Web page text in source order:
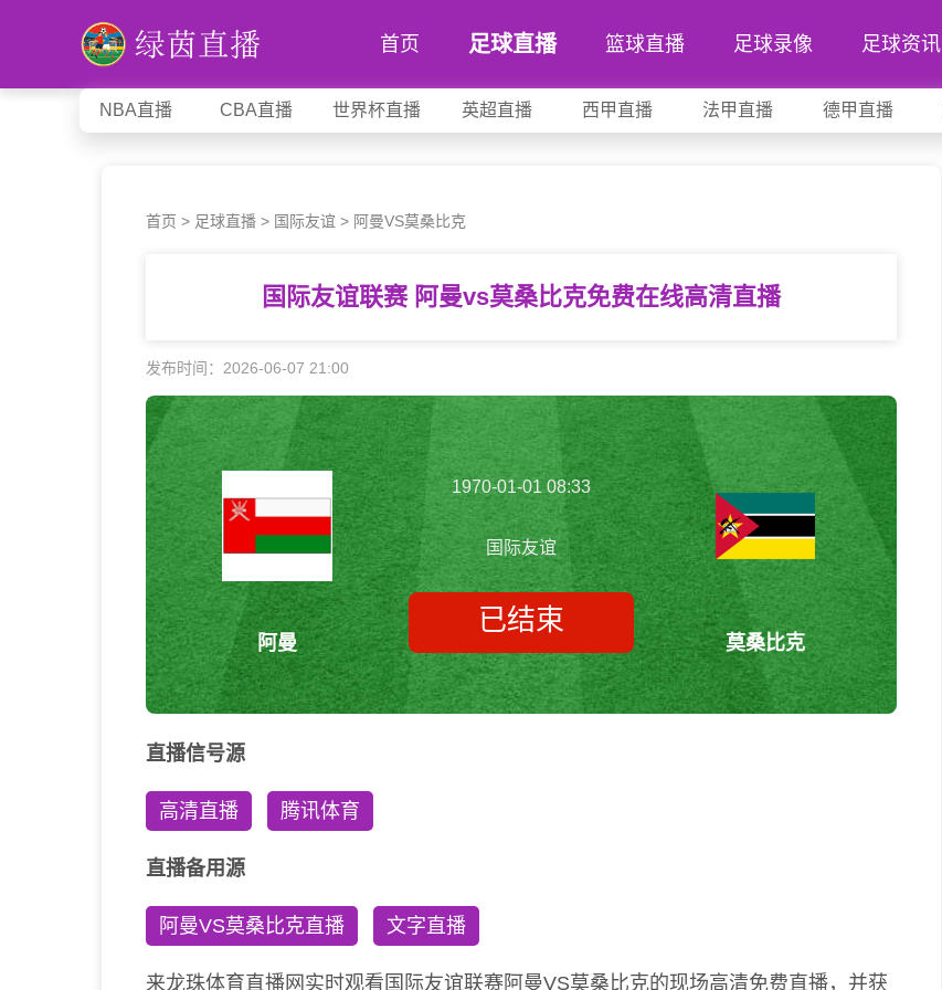
首页 足球直播 篮球直播 足球录像 足球资讯
NBA直播 CBA直播 世界杯直播 英超直播 西甲直播 法甲直播 德甲直播
首页 > 足球直播 > 国际友谊 > 阿曼VS莫桑比克
国际友谊联赛 阿曼vs莫桑比克免费在线高清直播
发布时间：2026-06-07 21:00
阿曼
1970-01-01 08:33
国际友谊
已结束
莫桑比克
直播信号源
高清直播 腾讯体育
直播备用源
阿曼VS莫桑比克直播 文字直播
来龙珠体育直播网实时观看国际友谊联赛阿曼VS莫桑比克的现场高清免费直播，并获